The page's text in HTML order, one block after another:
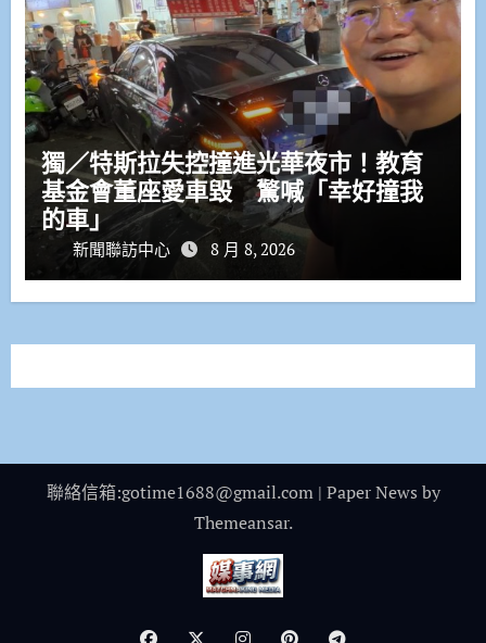
獨／特斯拉失控撞進光華夜市！教育
基金會董座愛車毀 驚喊「幸好撞我
的車」
新聞聯訪中心 8 月 8, 2026
聯絡信箱:gotime1688@gmail.com | Paper News by
Themeansar.